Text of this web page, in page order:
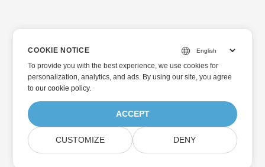
COOKIE NOTICE
To provide you with the best experience, we use cookies for
personalization, analytics, and ads. By using our site, you agree
toour cookie policy.
ACCEPT
CUSTOMIZE DENY